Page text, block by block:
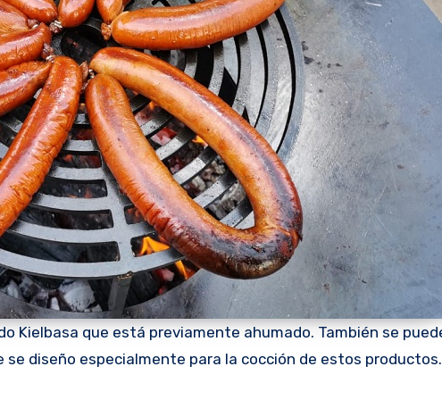
Kielbasa que está previamente ahumado. También se
diseño especialmente para la cocción de estos productos.